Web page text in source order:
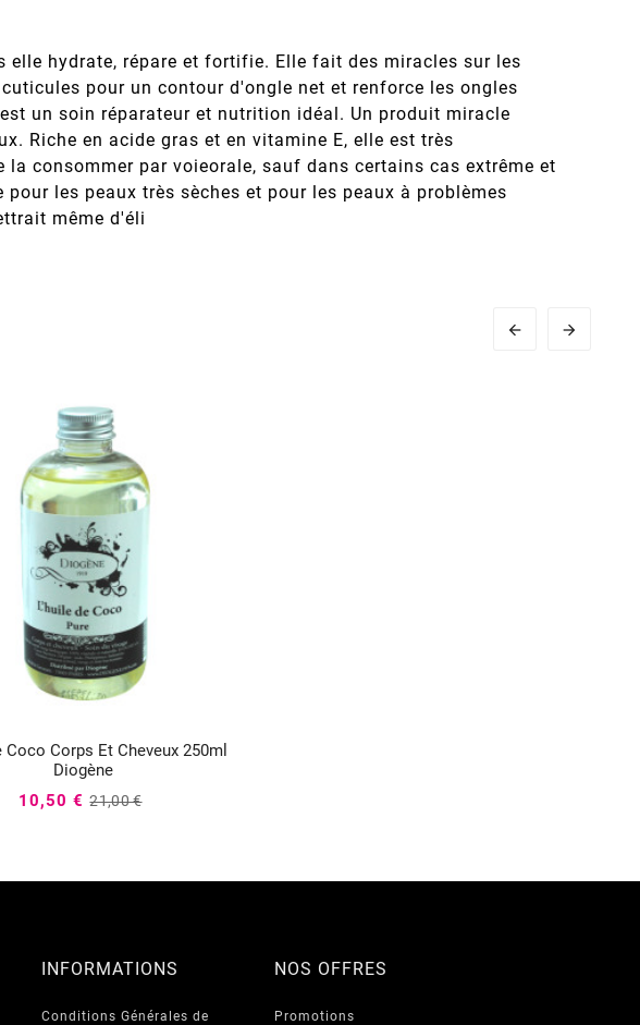
hydrate, répare et fortifie. Elle fait des miracles sur les
pour un contour d'ongle net et renforce les ongles
un soin réparateur et nutrition idéal. Un produit miracle
Riche en acide gras et en vitamine E, elle est très
consommer par voieorale, sauf dans certains cas extrême et
les peaux très sèches et pour les peaux à problèmes
même d'éli
 
Coco Corps Et Cheveux 250ml
Diogène

10,50 € 21,00 €
INFORMATIONS
Conditions Générales de
NOS OFFRES
Promotions